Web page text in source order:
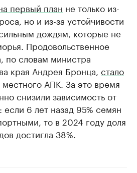
первый план не только из-
но и из-за устойчивости
дождям, которые не
Продовольственное
по словам министра
края Андрея Бронца, стало
местного АПК. За это время
снизили зависимость от
6 лет назад 95% семян
то в 2024 году доля
достигла 38%.